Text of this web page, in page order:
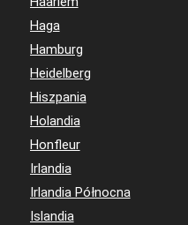
Haga
Hamburg
Heidelberg
Hiszpania
Holandia
Honfleur
Irlandia
Irlandia Północna
Islandia